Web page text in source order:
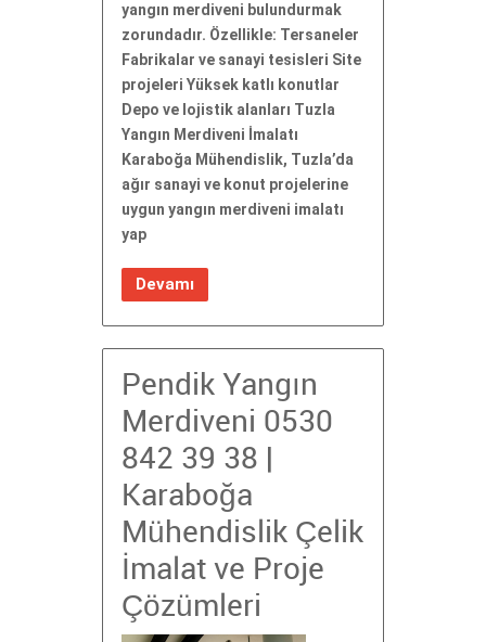
yangın merdiveni bulundurmak
zorundadır. Özellikle: Tersaneler
Fabrikalar ve sanayi tesisleri Site
projeleri Yüksek katlı konutlar
Depo ve lojistik alanları Tuzla
Yangın Merdiveni İmalatı
Karaboğa Mühendislik, Tuzla’da
ağır sanayi ve konut projelerine
uygun yangın merdiveni imalatı
yap
Devamı
Pendik Yangın
Merdiveni 0530
842 39 38 |
Karaboğa
Mühendislik Çelik
İmalat ve Proje
Çözümleri